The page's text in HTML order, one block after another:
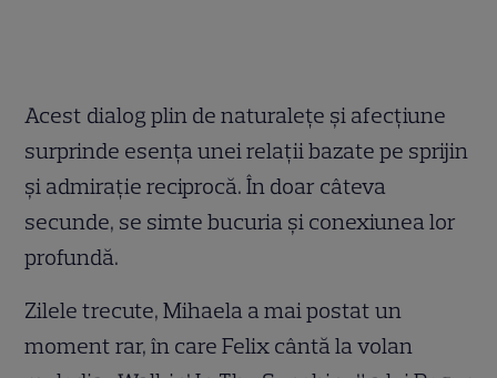
Acest dialog plin de naturalețe și afecțiune
surprinde esența unei relații bazate pe sprijin
și admirație reciprocă. În doar câteva
secunde, se simte bucuria și conexiunea lor
profundă.
Zilele trecute, Mihaela a mai postat un
moment rar, în care Felix cântă la volan